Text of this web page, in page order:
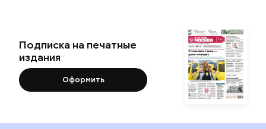
Подписка на печатные
издания
Оформить